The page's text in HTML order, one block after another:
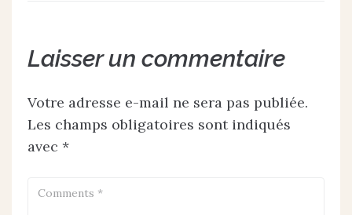
Laisser un commentaire
Votre adresse e-mail ne sera pas publiée.
Les champs obligatoires sont indiqués
avec *